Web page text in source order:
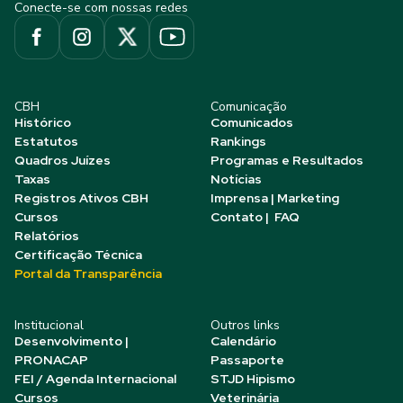
Conecte-se com nossas redes
CBH
Histórico
Estatutos
Quadros Juízes
Taxas
Registros Ativos CBH
Cursos
Relatórios
Certificação Técnica
Portal da Transparência
Comunicação
Comunicados
Rankings
Programas e Resultados
Notícias
Imprensa | Marketing
Contato | FAQ
Institucional
Desenvolvimento |
PRONACAP
FEI / Agenda Internacional
Cursos
Outros links
Calendário
Passaporte
STJD Hipismo
Veterinária